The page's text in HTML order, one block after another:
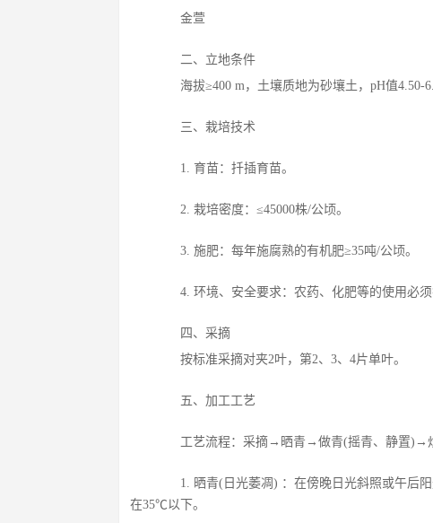
金萱
二、立地条件
海拔≥400 m，土壤质地为砂壤土，pH值4.50-
三、栽培技术
1. 育苗：扦插育苗。
2. 栽培密度：≤45000株/公顷。
3. 施肥：每年施腐熟的有机肥≥35吨/公顷。
4. 环境、安全要求：农药、化肥等的使用必须
四、采摘
按标准采摘对夹2叶，第2、3、4片单叶。
五、加工工艺
工艺流程：采摘→晒青→做青(摇青、静置)→
1. 晒青(日光萎凋) ：在傍晚日光斜照或午后阳
在35℃以下。